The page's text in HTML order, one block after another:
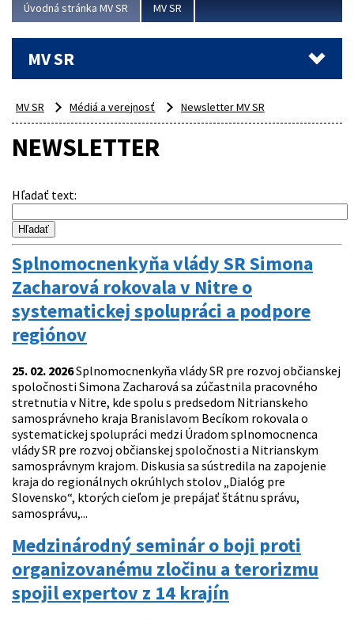
Úvodná stránka MV SR MV SR
MV SR
MV SR Médiá a verejnosť Newsletter MV SR
NEWSLETTER
Hľadať text:
Splnomocnenkyňa vlády SR Simona
Zacharová rokovala v Nitre o
systematickej spolupráci a podpore
regiónov
25. 02. 2026Splnomocnenkyňa vlády SR pre rozvoj občianskej
spoločnosti Simona Zacharová sa zúčastnila pracovného
stretnutia v Nitre, kde spolu s predsedom Nitrianskeho
samosprávneho kraja Branislavom Becíkom rokovala o
systematickej spolupráci medzi Úradom splnomocnenca
vlády SR pre rozvoj občianskej spoločnosti a Nitrianskym
samosprávnym krajom. Diskusia sa sústredila na zapojenie
kraja do regionálnych okrúhlych stolov „Dialóg pre
Slovensko“, ktorých cieľom je prepájať štátnu správu,
samosprávu,...
Medzinárodný seminár o boji proti
organizovanému zločinu a terorizmu
spojil expertov z 14 krajín